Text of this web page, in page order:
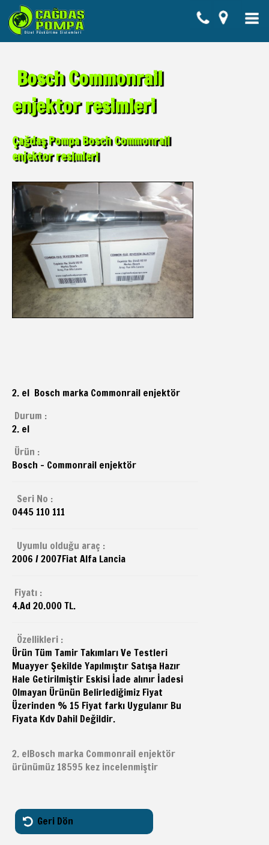
Bosch Commonrail
enjektor resimleri
Çağdaş Pompa Bosch Commonrail
enjektor resimleri
2. el Bosch marka Commonrail enjektör
Durum :
2. el
Ürün :
Bosch - Commonrail enjektör
Seri No :
0445 110 111
Uyumlu olduğu araç :
2006 / 2007Fiat Alfa Lancia
Fiyatı :
4.Ad 20.000 TL.
Özellikleri :
Ürün Tüm Tamir Takımları Ve Testleri
Muayyer Şekilde Yapılmıştır Satışa Hazır
Hale Getirilmiştir Eskisi İade alınır İadesi
Olmayan Ürünün Belirlediğimiz Fiyat
Üzerinden % 15 Fiyat farkı Uygulanır Bu
Fiyata Kdv Dahil Değildir.
2. elBosch marka Commonrail enjektör
ürünümüz 18595 kez incelenmiştir
Geri Dön